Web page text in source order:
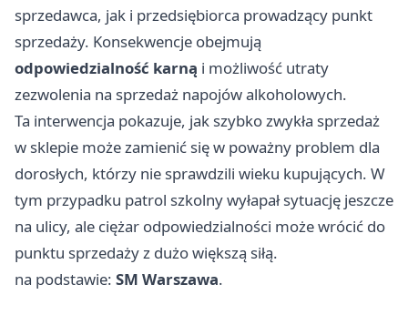
sprzedawca, jak i przedsiębiorca prowadzący punkt
sprzedaży. Konsekwencje obejmują
odpowiedzialność karną i możliwość utraty
zezwolenia na sprzedaż napojów alkoholowych.
Ta interwencja pokazuje, jak szybko zwykła sprzedaż
w sklepie może zamienić się w poważny problem dla
dorosłych, którzy nie sprawdzili wieku kupujących. W
tym przypadku patrol szkolny wyłapał sytuację jeszcze
na ulicy, ale ciężar odpowiedzialności może wrócić do
punktu sprzedaży z dużo większą siłą.
na podstawie: SM Warszawa.